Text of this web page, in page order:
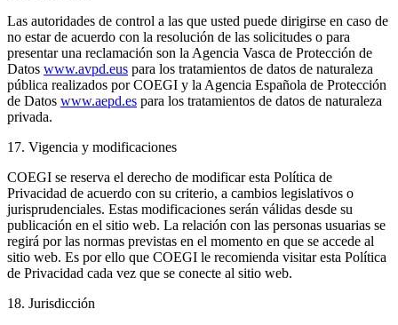
Las autoridades de control a las que usted puede dirigirse en caso de
no estar de acuerdo con la resolución de las solicitudes o para
presentar una reclamación son la Agencia Vasca de Protección de
Datos www.avpd.eus para los tratamientos de datos de naturaleza
pública realizados por COEGI y la Agencia Española de Protección
de Datos www.aepd.es para los tratamientos de datos de naturaleza
privada.
17. Vigencia y modificaciones
COEGI se reserva el derecho de modificar esta Política de
Privacidad de acuerdo con su criterio, a cambios legislativos o
jurisprudenciales. Estas modificaciones serán válidas desde su
publicación en el sitio web. La relación con las personas usuarias se
regirá por las normas previstas en el momento en que se accede al
sitio web. Es por ello que COEGI le recomienda visitar esta Política
de Privacidad cada vez que se conecte al sitio web.
18. Jurisdicción